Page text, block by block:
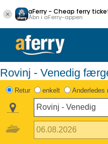
aFerry - Cheap ferry
Åbn i aFerry-appen
Rovinj - Venedig
Retur enkelt Anderledes